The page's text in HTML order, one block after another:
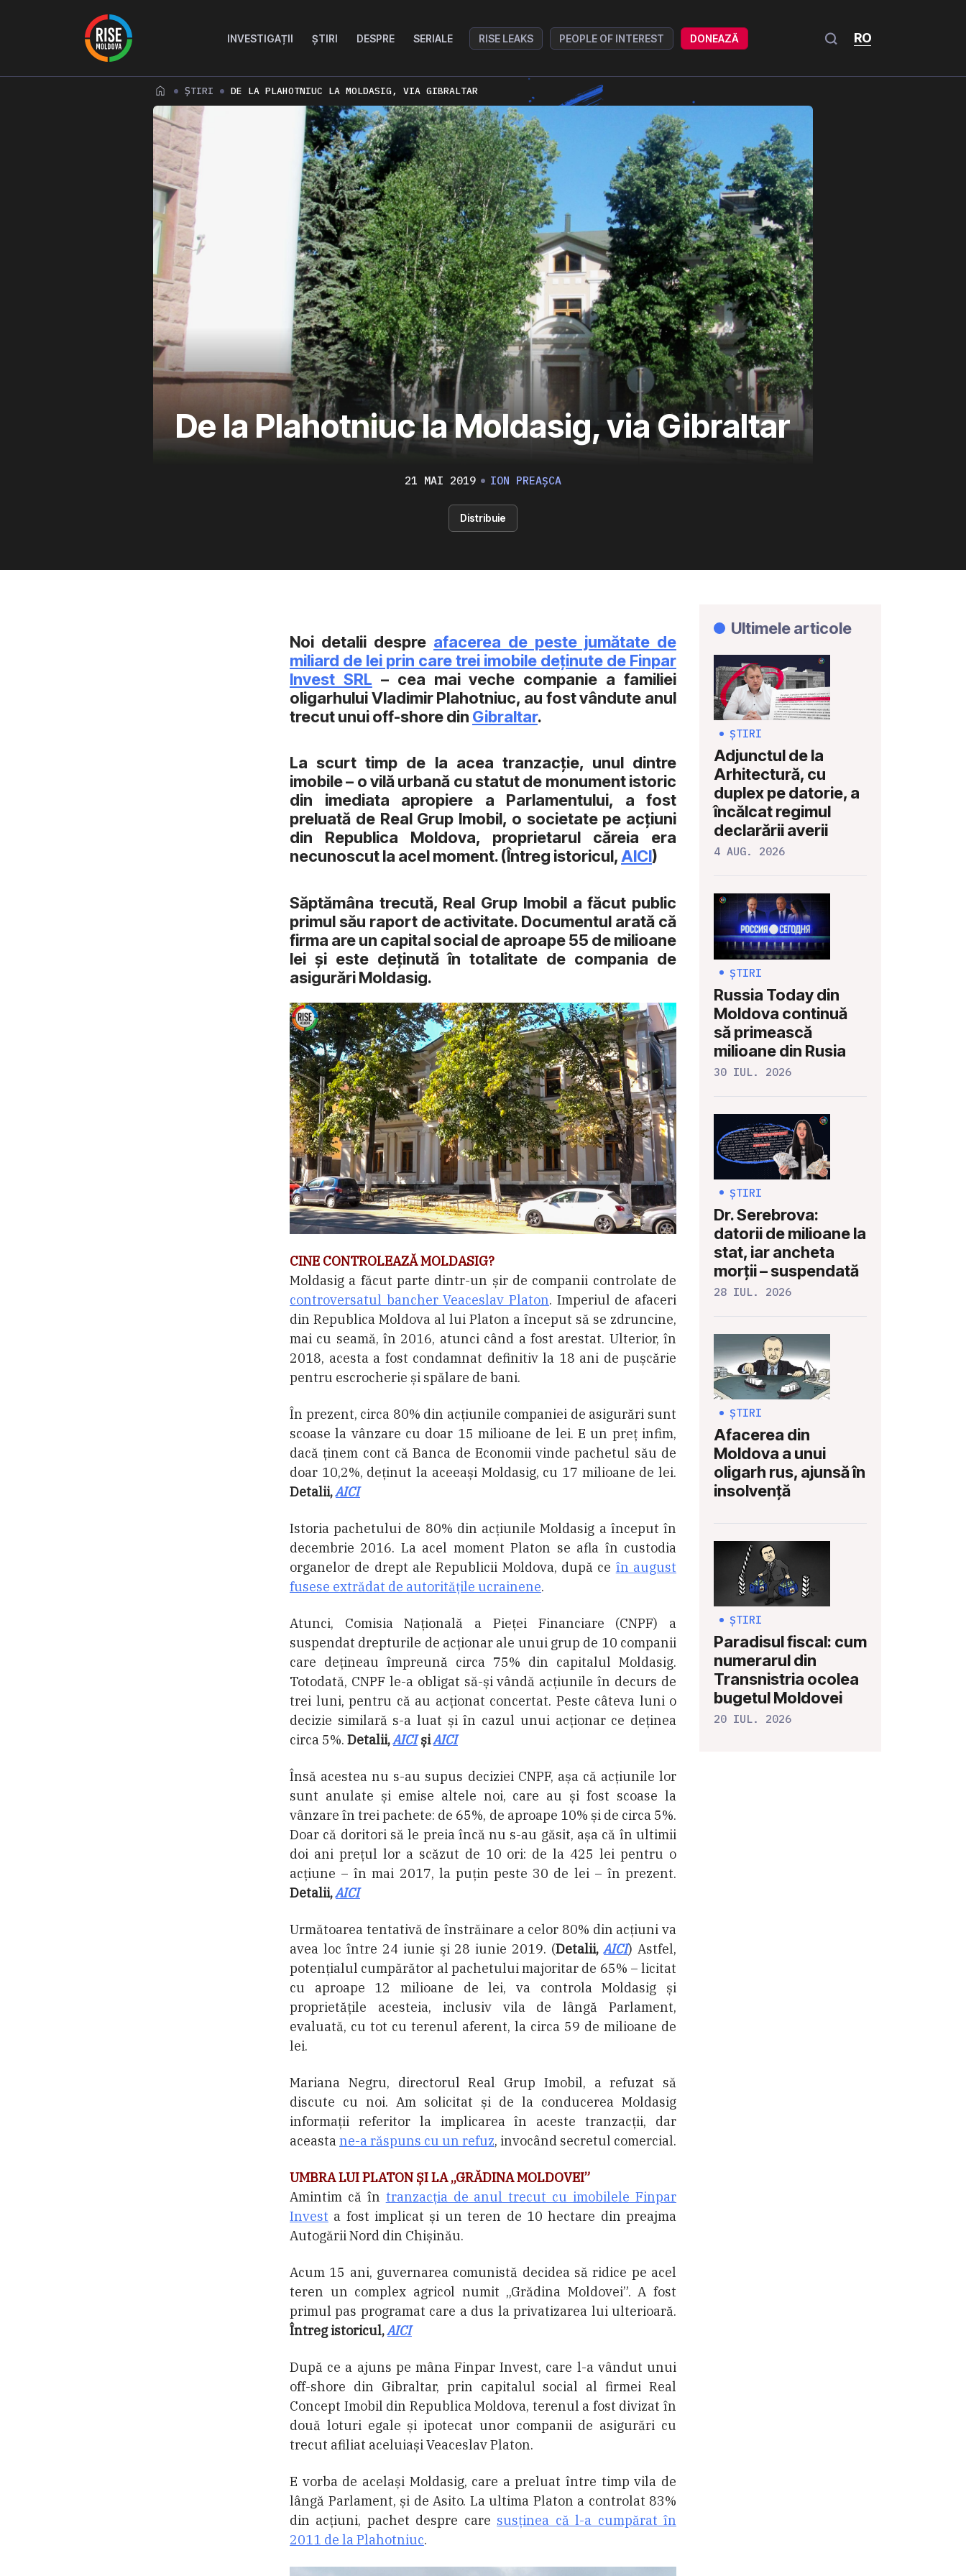
RO
INVESTIGAȚII ȘTIRI DESPRE SERIALE RISE LEAKS PEOPLE OF INTEREST DONEAZĂ
ȘTIRI DE LA PLAHOTNIUC LA MOLDASIG, VIA GIBRALTAR
De la Plahotniuc la Moldasig, via Gibraltar
21 MAI 2019 ION PREAȘCA
Distribuie
Noi detalii despre afacerea de peste jumătate de
miliard de lei prin care trei imobile deţinute de Finpar
Invest SRL – cea mai veche companie a familiei
oligarhului Vladimir Plahotniuc, au fost vândute anul
trecut unui off-shore din Gibraltar.
La scurt timp de la acea tranzacție, unul dintre
imobile – o vilă urbană cu statut de monument istoric
din imediata apropiere a Parlamentului, a fost
preluată de Real Grup Imobil, o societate pe acțiuni
din Republica Moldova, proprietarul căreia era
necunoscut la acel moment. (Întreg istoricul, AICI)
Săptămâna trecută, Real Grup Imobil a făcut public
primul său raport de activitate. Documentul arată că
firma are un capital social de aproape 55 de milioane
lei și este deținută în totalitate de compania de
asigurări Moldasig.
CINE CONTROLEAZĂ MOLDASIG?
Moldasig a făcut parte dintr-un șir de companii controlate de
controversatul bancher Veaceslav Platon. Imperiul de afaceri
din Republica Moldova al lui Platon a început să se zdruncine,
mai cu seamă, în 2016, atunci când a fost arestat. Ulterior, în
2018, acesta a fost condamnat definitiv la 18 ani de pușcărie
pentru escrocherie și spălare de bani.
În prezent, circa 80% din acțiunile companiei de asigurări sunt
scoase la vânzare cu doar 15 milioane de lei. E un preț infim,
dacă ținem cont că Banca de Economii vinde pachetul său de
doar 10,2%, deținut la aceeași Moldasig, cu 17 milioane de lei.
Detalii,AICI
Istoria pachetului de 80% din acțiunile Moldasig a început în
decembrie 2016. La acel moment Platon se afla în custodia
organelor de drept ale Republicii Moldova, după ce în august
fusese extrădat de autoritățile ucrainene.
Atunci, Comisia Națională a Pieței Financiare (CNPF) a
suspendat drepturile de acționar ale unui grup de 10 companii
care dețineau împreună circa 75% din capitalul Moldasig.
Totodată, CNPF le-a obligat să-și vândă acțiunile în decurs de
trei luni, pentru că au acționat concertat. Peste câteva luni o
decizie similară s-a luat și în cazul unui acționar ce deținea
circa 5%. Detalii,AICIșiAICI
Însă acestea nu s-au supus deciziei CNPF, așa că acțiunile lor
sunt anulate și emise altele noi, care au și fost scoase la
vânzare în trei pachete: de 65%, de aproape 10% și de circa 5%.
Doar că doritori să le preia încă nu s-au găsit, așa că în ultimii
doi ani preţul lor a scăzut de 10 ori: de la 425 lei pentru o
acţiune – în mai 2017, la puțin peste 30 de lei – în prezent.
Detalii,AICI
Următoarea tentativă de înstrăinare a celor 80% din acțiuni va
avea loc între 24 iunie şi 28 iunie 2019. (Detalii,AICI) Astfel,
potențialul cumpărător al pachetului majoritar de 65% – licitat
cu aproape 12 milioane de lei, va controla Moldasig și
proprietățile acesteia, inclusiv vila de lângă Parlament,
evaluată, cu tot cu terenul aferent, la circa 59 de milioane de
lei.
Mariana Negru, directorul Real Grup Imobil, a refuzat să
discute cu noi. Am solicitat și de la conducerea Moldasig
informaţii referitor la implicarea în aceste tranzacţii, dar
aceastane-a răspuns cu un refuz, invocând secretul comercial.
UMBRA LUI PLATON ȘI LA „GRĂDINA MOLDOVEI”
Amintim că în tranzacţia de anul trecut cu imobilele Finpar
Invest a fost implicat și un teren de 10 hectare din preajma
Autogării Nord din Chișinău.
Acum 15 ani, guvernarea comunistă decidea să ridice pe acel
teren un complex agricol numit „Grădina Moldovei”. A fost
primul pas programat care a dus la privatizarea lui ulterioară.
Întreg istoricul,AICI
După ce a ajuns pe mâna Finpar Invest, care l-a vândut unui
off-shore din Gibraltar, prin capitalul social al firmei Real
Concept Imobil din Republica Moldova, terenul a fost divizat în
două loturi egale și ipotecat unor companii de asigurări cu
trecut afiliat aceluiași Veaceslav Platon.
E vorba de același Moldasig, care a preluat între timp vila de
lângă Parlament, și de Asito. La ultima Platon a controlat 83%
din acțiuni, pachet despre care susținea că l-a cumpărat în
2011 de la Plahotniuc.
Ultimele articole
ȘTIRI
Adjunctul de la
Arhitectură, cu
duplex pe datorie, a
încălcat regimul
declarării averii
4 AUG. 2026
ȘTIRI
Russia Today din
Moldova continuă
să primească
milioane din Rusia
30 IUL. 2026
ȘTIRI
Dr. Serebrova:
datorii de milioane la
stat, iar ancheta
morții – suspendată
28 IUL. 2026
ȘTIRI
Afacerea din
Moldova a unui
oligarh rus, ajunsă în
insolvență
ȘTIRI
Paradisul fiscal: cum
numerarul din
Transnistria ocolea
bugetul Moldovei
20 IUL. 2026